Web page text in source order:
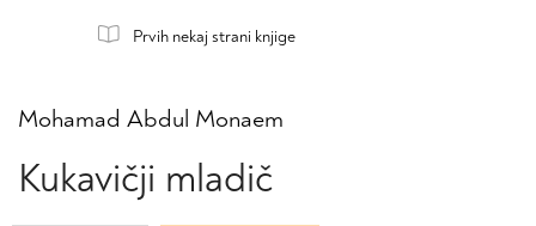
Prvih nekaj strani knjige
Mohamad Abdul Monaem
Kukavičji mladič